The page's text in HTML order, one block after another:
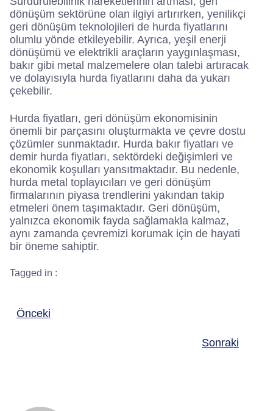
dönüşüm sektörüne olan ilgiyi artırırken, yenilikçi
geri dönüşüm teknolojileri de hurda fiyatlarını
olumlu yönde etkileyebilir. Ayrıca, yeşil enerji
dönüşümü ve elektrikli araçların yaygınlaşması,
bakır gibi metal malzemelere olan talebi artıracak
ve dolayısıyla hurda fiyatlarını daha da yukarı
çekebilir.
Hurda fiyatları, geri dönüşüm ekonomisinin
önemli bir parçasını oluşturmakta ve çevre dostu
çözümler sunmaktadır. Hurda bakır fiyatları ve
demir hurda fiyatları, sektördeki değişimleri ve
ekonomik koşulları yansıtmaktadır. Bu nedenle,
hurda metal toplayıcıları ve geri dönüşüm
firmalarının piyasa trendlerini yakından takip
etmeleri önem taşımaktadır. Geri dönüşüm,
yalnızca ekonomik fayda sağlamakla kalmaz,
aynı zamanda çevremizi korumak için de hayati
bir öneme sahiptir.
Tagged in :
Önceki
Sonraki